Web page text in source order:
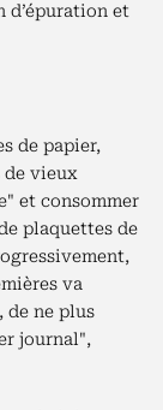
d’épuration et
de papier,
de vieux
et consommer
plaquettes de
va
de ne plus
journal",